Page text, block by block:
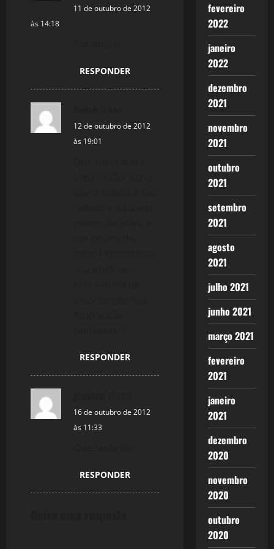
11 de outubro de 2012
às 14:18
RESPONDER
12 de outubro de 2012
às 19:01
RESPONDER
16 de outubro de 2012
às 11:33
RESPONDER
fevereiro
2022
janeiro
2022
dezembro
2021
novembro
2021
outubro
2021
setembro
2021
agosto
2021
julho 2021
junho 2021
março 2021
fevereiro
2021
janeiro
2021
dezembro
2020
novembro
2020
outubro
2020